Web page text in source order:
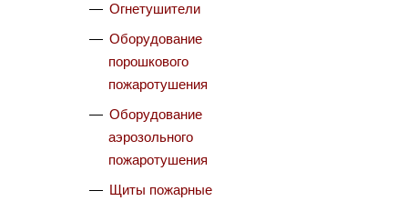
Огнетушители
Оборудование
порошкового
пожаротушения
Оборудование
аэрозольного
пожаротушения
Щиты пожарные